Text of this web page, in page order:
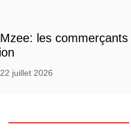
les commerçants
22 juillet 2026